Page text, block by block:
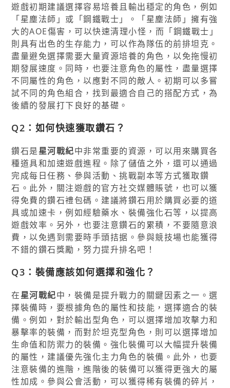
遊戲初期建議選擇容易培養且輸出穩定的角色，例如
「星塵法師」或「鋼鐵戰士」。「星塵法師」擁有強
大的AOE傷害，可以快速清理小怪，而「鋼鐵戰士」
則具有出色的生存能力，可以作為隊伍的前排坦克。
盡量避免選擇需要大量資源培養的角色，以免拖慢初
期發展速度。同時，也要注意角色的屬性，盡量選擇
不同屬性的角色，以應對不同的敵人。初期可以多嘗
試不同的角色組合，找到最適合自己的搭配方式，為
後續的發展打下良好的基礎。
Q2：如何快速獲取鑽石？
鑽石是星河戰紀中非常重要的資源，可以用來購買各
種道具和加速遊戲進程。除了儲值之外，還可以通過
完成每日任務、參與活動、挑戰副本等方式獲取鑽
石。此外，關注遊戲的官方社交媒體賬號，也可以獲
得免費的鑽石禮包碼。建議將鑽石用於購買必要的道
具或加速卡，例如經驗藥水、裝備強化石等，以提高
遊戲效率。另外，也要注意鑽石的累積，不要隨意浪
費，以免遇到需要時手頭拮据。參與競技場也能獲得
不錯的鑽石獎勵，努力提升排名吧！
Q3：裝備應該如何選擇和強化？
在星河戰紀中，裝備是提升戰力的關鍵因素之一。選
擇裝備時，要根據角色的屬性和技能，選擇適合的裝
備。例如，對於輸出型角色，可以選擇增加攻擊力和
暴擊率的裝備，而對於坦克型角色，則可以選擇增加
生命值和防禦力的裝備。強化裝備可以大幅提升裝備
的屬性，建議優先強化主力角色的裝備。此外，也要
注意裝備的進階，進階後的裝備可以獲得更強大的屬
性加成。參與公會活動，可以獲得稀有裝備的碎片，